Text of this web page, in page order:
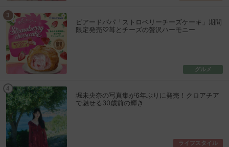
ビアードパパ「ストロベリーチーズケーキ」期間
限定発売♡苺とチーズの贅沢ハーモニー
グルメ
堀未央奈の写真集が6年ぶりに発売！クロアチア
で魅せる30歳前の輝き
ライフスタイル